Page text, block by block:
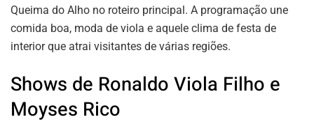
Queima do Alho no roteiro principal. A programação une
comida boa, moda de viola e aquele clima de festa de
interior que atrai visitantes de várias regiões.
Shows de Ronaldo Viola Filho e
Moyses Rico